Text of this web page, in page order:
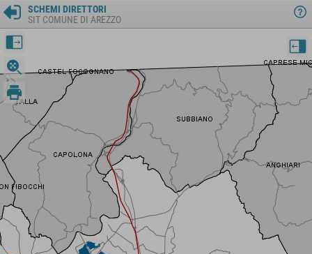
SCHEMI DIRETTORI
SIT COMUNE DI AREZZO